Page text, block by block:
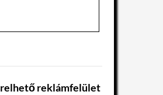
reklámfelület